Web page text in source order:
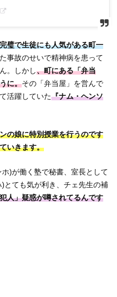
完璧で生徒にも人気がある町一
事故のせいで精神病を患って
。しかし、町にある「弁当
に。その「弁当屋」を営んで
活躍していた『ナム・ヘンソ
の娘に特別授業を行うのです
いきます。
)が働く塾で秘書、室長として
とても気が利き、チェ先生の補
人」疑惑が噂されてるんです